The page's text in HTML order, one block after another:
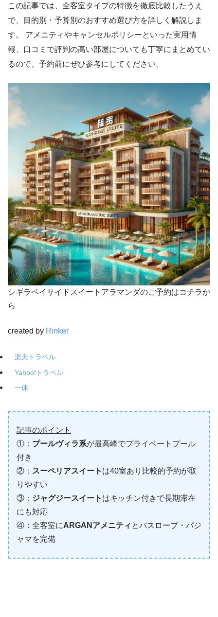
この記事では、全客室タイプの特徴を徹底比較したうえ
で、目的別・予算別のおすすめ選び方を詳しく解説しま
す。 アメニティやキャンセルポリシーといった実用情
報、口コミで評判の高い部屋についても丁寧にまとめてい
るので、予約前にぜひ参考にしてください。
シギラベイサイドスイートアラマンダのご予約はコチラか
ら
created by Rinker
楽天トラベル
Yahoo!トラベル
一休
記事のポイント
①： プールヴィラ系が最高峰でプライベートプール
付き
②： スーペリアスイート は40室あり比較的予約が取
りやすい
③： ジャグジースイート はキッチン付きで長期滞在
にも対応
④：全客室にARGANアメニティ とバスローブ・パジ
ャマを完備